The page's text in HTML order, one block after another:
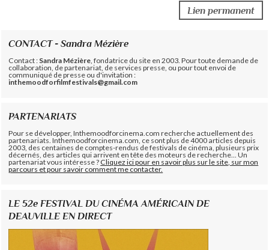
Lien permanent
CONTACT - Sandra Mézière
Contact : Sandra Mézière , fondatrice du site en 2003. Pour toute demande de
collaboration, de partenariat, de services presse, ou pour tout envoi de
communiqué de presse ou d'invitation :
inthemoodforfilmfestivals@gmail.com
PARTENARIATS
Pour se développer, Inthemoodforcinema.com recherche actuellement des
partenariats. Inthemoodforcinema.com, ce sont plus de 4000 articles depuis
2003, des centaines de comptes-rendus de festivals de cinéma, plusieurs prix
décernés, des articles qui arrivent en tête des moteurs de recherche... Un
partenariat vous intéresse ?Cliquez ici pour en savoir plus sur le site, sur mon
parcours et pour savoir comment me contacter.
LE 52e FESTIVAL DU CINÉMA AMÉRICAIN DE
DEAUVILLE EN DIRECT